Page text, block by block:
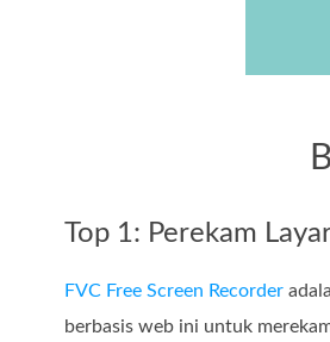
Top 1: Perekam
FVC Free Screen Recorder
berbasis web ini untuk